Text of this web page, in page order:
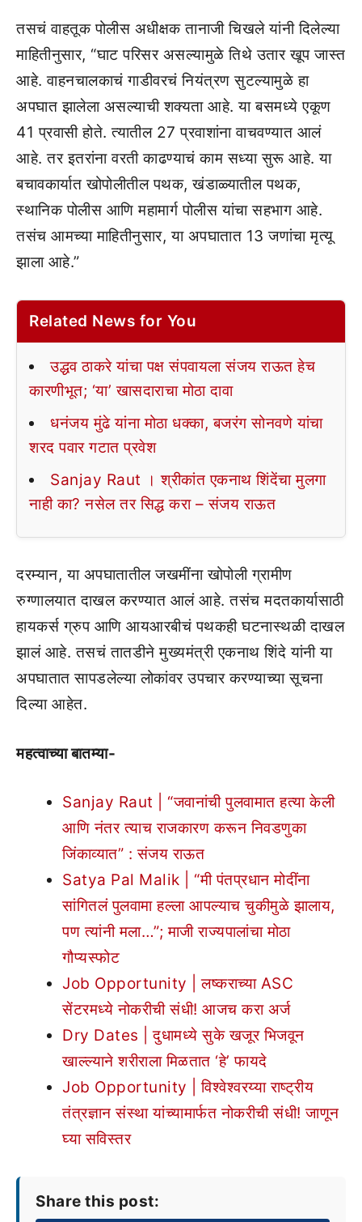
तसचं वाहतूक पोलीस अधीक्षक तानाजी चिखले यांनी दिलेल्या
माहितीनुसार, “घाट परिसर असल्यामुळे तिथे उतार खूप जास्त
आहे. वाहनचालकाचं गाडीवरचं नियंत्रण सुटल्यामुळे हा
अपघात झालेला असल्याची शक्यता आहे. या बसमध्ये एकूण
41 प्रवासी होते. त्यातील 27 प्रवाशांना वाचवण्यात आलं
आहे. तर इतरांना वरती काढण्याचं काम सध्या सुरू आहे. या
बचावकार्यात खोपोलीतील पथक, खंडाळ्यातील पथक,
स्थानिक पोलीस आणि महामार्ग पोलीस यांचा सहभाग आहे.
तसंच आमच्या माहितीनुसार, या अपघातात 13 जणांचा मृत्यू
झाला आहे.”
Related News for You
उद्धव ठाकरे यांचा पक्ष संपवायला संजय राऊत हेच
कारणीभूत; ‘या’ खासदाराचा मोठा दावा
धनंजय मुंढे यांना मोठा धक्का, बजरंग सोनवणे यांचा
शरद पवार गटात प्रवेश
Sanjay Raut । श्रीकांत एकनाथ शिंदेंचा मुलगा
नाही का? नसेल तर सिद्ध करा – संजय राऊत
दरम्यान, या अपघातातील जखमींना खोपोली ग्रामीण
रुग्णालयात दाखल करण्यात आलं आहे. तसंच मदतकार्यासाठी
हायकर्स ग्रुप आणि आयआरबीचं पथकही घटनास्थळी दाखल
झालं आहे. तसचं तातडीने मुख्यमंत्री एकनाथ शिंदे यांनी या
अपघातात सापडलेल्या लोकांवर उपचार करण्याच्या सूचना
दिल्या आहेत.
महत्वाच्या बातम्या-
Sanjay Raut | “जवानांची पुलवामात हत्या केली
आणि नंतर त्याच राजकारण करून निवडणुका
जिंकाव्यात” : संजय राऊत
Satya Pal Malik | “मी पंतप्रधान मोदींना
सांगितलं पुलवामा हल्ला आपल्याच चुकीमुळे झालाय,
पण त्यांनी मला…”; माजी राज्यपालांचा मोठा
गौप्यस्फोट
Job Opportunity | लष्कराच्या ASC
सेंटरमध्ये नोकरीची संधी! आजच करा अर्ज
Dry Dates | दुधामध्ये सुके खजूर भिजवून
खाल्ल्याने शरीराला मिळतात ‘हे’ फायदे
Job Opportunity | विश्वेश्वरय्या राष्ट्रीय
तंत्रज्ञान संस्था यांच्यामार्फत नोकरीची संधी! जाणून
घ्या सविस्तर
Share this post: